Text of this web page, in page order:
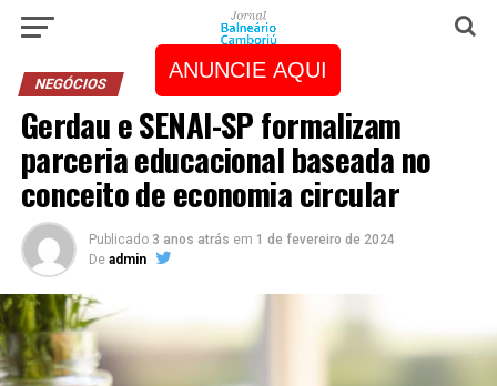
ANUNCIE AQUI
NEGÓCIOS
Gerdau e SENAI-SP formalizam
parceria educacional baseada no
conceito de economia circular
Publicado 3 anos atrás em 1 de fevereiro de 2024
De admin